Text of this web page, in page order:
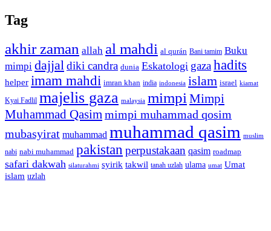
Tag
akhir zaman allah al mahdi al qurán Bani tamim Buku
mimpi dajjal diki candra dunia Eskatologi gazahadits
helper imam mahdi imran khan india indonesia islam israel kiamat
Kyai Fadlil majelis gaza malaysia mimpi Mimpi
Muhammad Qasim mimpi muhammad qosim
mubasyirat muhammad muhammad qasim muslim
nabi nabi muhammad pakistan perpustakaan qasim roadmap
safari dakwah silaturahmi syirik takwil tanah uzlah ulama umat Umat
islam uzlah